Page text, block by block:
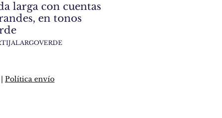
larga con cuentas
en tonos
| Política envío